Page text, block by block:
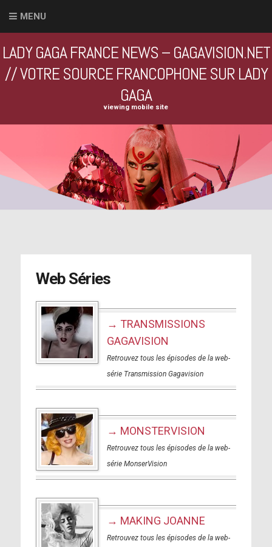
MENU
LADY GAGA FRANCE NEWS – GAGAVISION.NET
// VOTRE SOURCE FRANCOPHONE SUR LADY
GAGA
viewing mobile site
Web Séries
→ TRANSMISSIONS
GAGAVISION
Retrouvez tous les épisodes de la web-
série Transmission Gagavision
→ MONSTERVISION
Retrouvez tous les épisodes de la web-
série MonserVision
→ MAKING JOANNE
Retrouvez tous les épisodes de la web-